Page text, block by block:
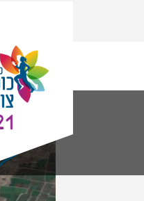
מסלול 5 ק"מ